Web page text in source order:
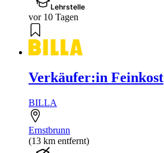
Lehrstelle
vor 10 Tagen
Verkäufer:in Feinkost
BILLA
Ernstbrunn
(13 km entfernt)